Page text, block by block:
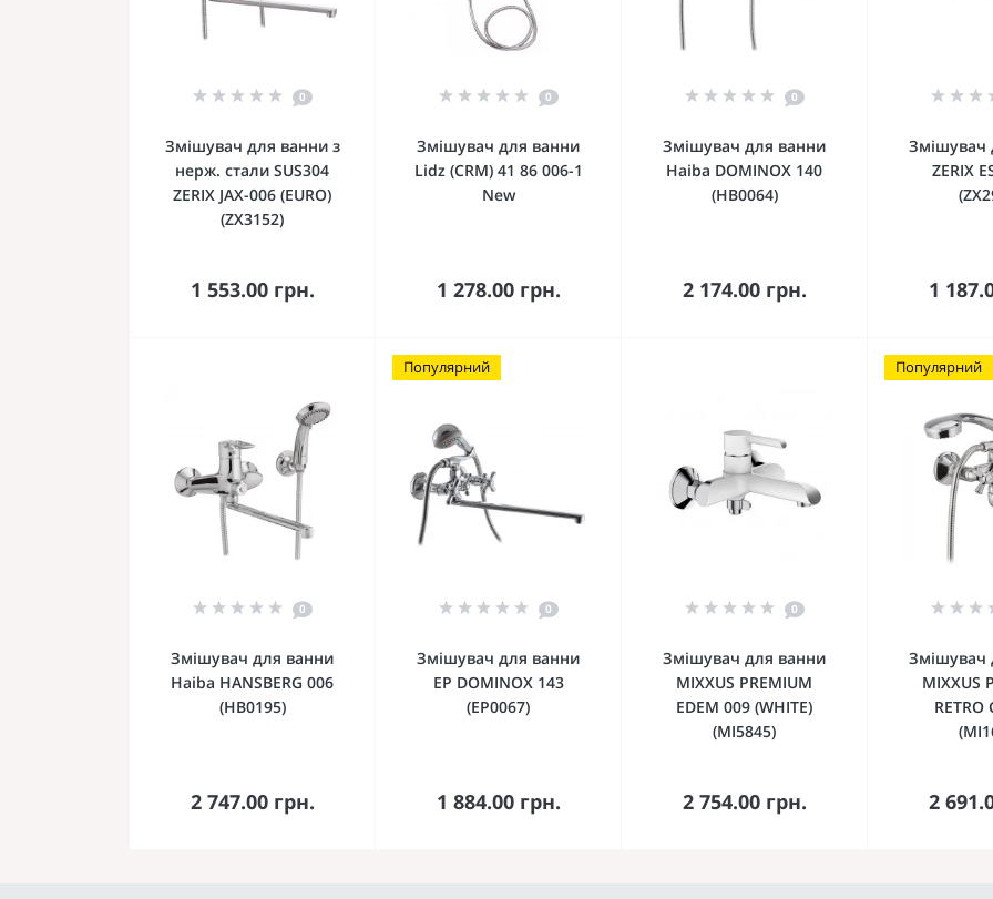
0
Змішувач для ванни з
нерж. стали SUS304
ZERIX JAX-006 (EURO)
(ZX3152)
1 553.00 грн.
До кошика
0
Змішувач для ванни
Lidz (CRM) 41 86 006-1
New
1 278.00 грн.
До кошика
0
Змішувач для ванни
Haiba DOMINOX 140
(HB0064)
2 174.00 грн.
До кошика
Змішувач
ZERIX
1 До
0
Змішувач для ванни
Haiba HANSBERG 006
(HB0195)
2 747.00 грн.
До кошика
Популярний
0
Змішувач для ванни
EP DOMINOX 143
(EP0067)
1 884.00 грн.
До кошика
0
Змішувач для ванни
MIXXUS PREMIUM
EDEM 009 (WHITE)
(MI5845)
2 754.00 грн.
До кошика
Популярний
Змішувач
MIXXUS
RETRO
2 До